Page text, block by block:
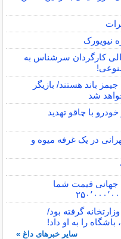
نیویورک
کارگردان سرشناس به
باند هستند/ بازیگر
با چاقو تهدید
۱۲۰۰ شهروند تهرانی در یک غرفه میوه و
جهانی قیمت شما
گرفته بود/
را به او داد!
سایر خبرهای داغ »